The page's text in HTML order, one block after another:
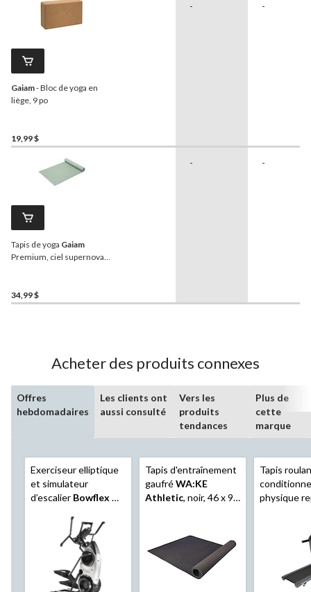
Gaiam- Bloc de yoga en
liège, 9 po
19,99 $
- -
Tapis de yoga Gaiam
Premium, ciel supernova,
34,99 $
- -
Acheter des produits connexes
Offres
hebdomadaires
Les clients ont
aussi consulté
Vers les
produits
tendances
Plus de
cette
marque
Exerciseur elliptique
et simulateur
d’escalier Bowflex M6
JRNY® inclus
Tapis d'entraînement
gaufréWA:KE
Athletic, noir, 46 x 93
Tapis
physique